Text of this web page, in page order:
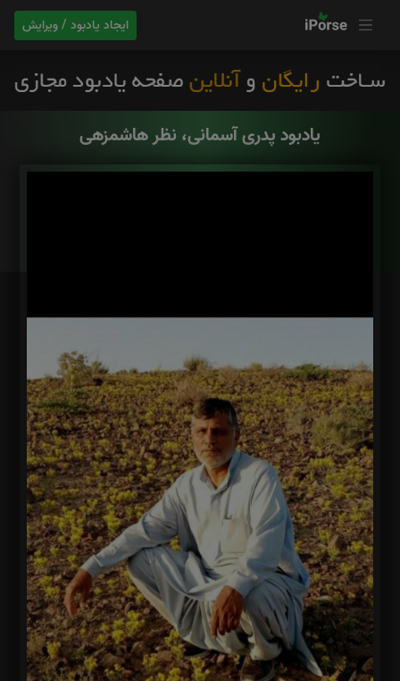
ایجاد یادبود / ویرایش
یادبود پدری آسمانی، نظر هاشمزهی